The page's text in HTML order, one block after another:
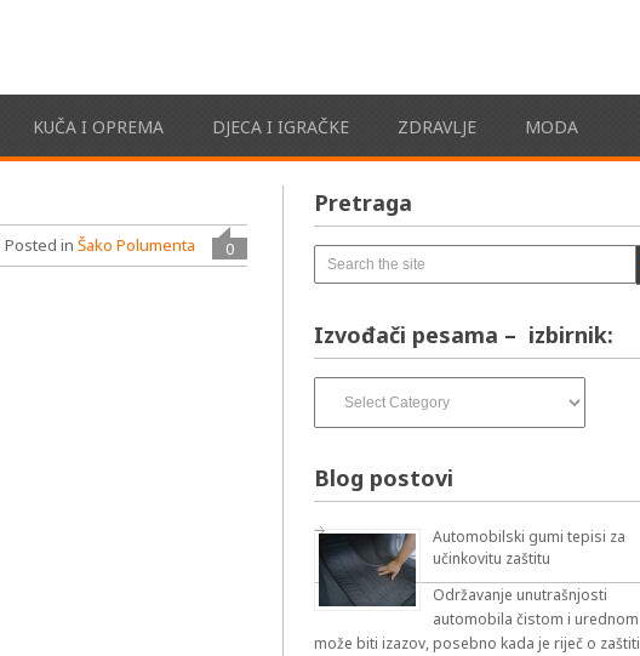
KUČA I OPREMA DJECA I IGRAČKE ZDRAVLJE MODA
0
Posted inŠako Polumenta
Pretraga
Izvođači pesama – izbirnik:
pesama
Blog postovi
Automobilski gumi tepisi za
učinkovitu zaštitu
Održavanje unutrašnjosti
automobila čistom i urednom
može biti izazov, posebno kada je riječ o zaštiti